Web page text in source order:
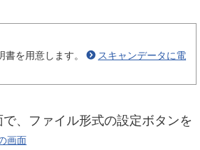
を用意します。
スキャンデータに電
、ファイル形式の設定ボタンを
画面